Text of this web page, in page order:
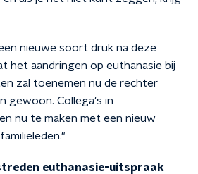
nieuwe soort druk na deze
het aandringen op euthanasie bij
zal toenemen nu de rechter
gewoon. Collega's in
nu te maken met een nieuw
euthanasie-uitspraak